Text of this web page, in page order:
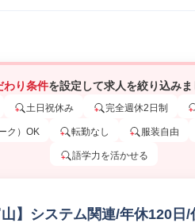
わり条件を設定して求人を絞り込みま
土日祝休み 完全週休2日制
ク）OK 転勤なし 服装自由
語学力を活かせる
山】システム関連/年休120日